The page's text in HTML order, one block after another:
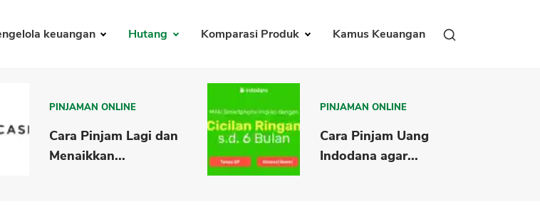
keuangan Hutang Komparasi Produk Kamus Keuangan
PINJAMAN ONLINE
Cara Pinjam Lagi dan
Menaikkan...
PINJAMAN ONLINE
Cara Pinjam Uang
Indodana agar...